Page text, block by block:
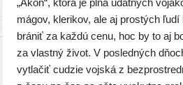
„Akon“, kto­rá je plná udat­ných
mágov, kle­ri­kov, ale aj pros­tých
brá­niť za kaž­dú cenu, hoc by to aj
za vlast­ný život. V posled­ných
vytla­čiť cudzie voj­ská z